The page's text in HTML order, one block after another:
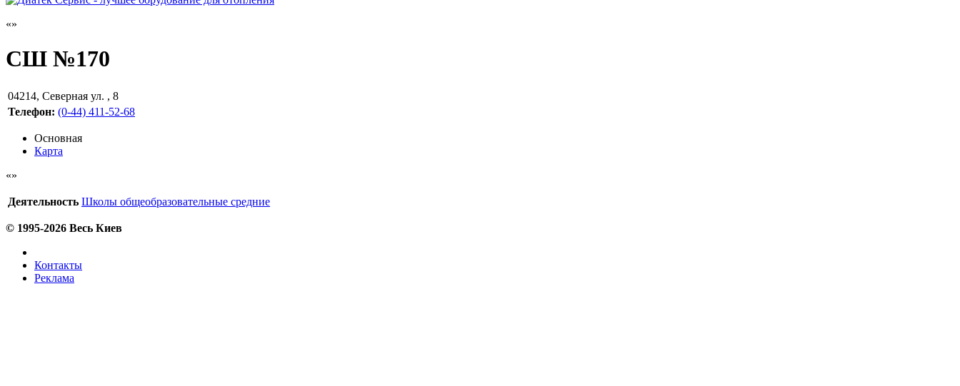
СШ №170
04214, Северная ул. , 8
Телефон: (0-44) 411-52-68
Основная
Карта
Деятельность Школы общеобразовательные средние
© 1995-2026 Весь Киев
Контакты
Реклама